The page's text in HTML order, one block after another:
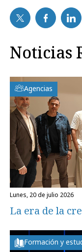
Noticias
Agencias
lunes, 20 de julio 2026
La era de la
Formación y